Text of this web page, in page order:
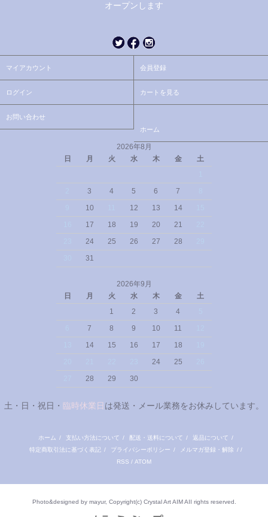
オープンします
マイアカウント 会員登録
ログイン カートを見る
お問い合わせ
ホーム
2026年8月
日
月 火 水 木 金
土
3 4 5 6 7
10 12 13 14
17 18 19 20 21
24 25 26 27 28
31
2026年9月
日
月 火 水 木 金
土
1
2 3 4
7 8 9 10 11
14 15 16 17 18
24 25
28 29 30
土・日・祝日・ 臨時休業日 は発送・メール業務をお休みしています。
ホーム / 支払い方法について / 配送・送料について / 返品について /
特定商取引法に基づく表記 / プライバシーポリシー / メルマガ登録・解除 / /
RSS / ATOM
Photo&designed by mayur, Copyright(c) Crystal Art AIM AII rights reserved.